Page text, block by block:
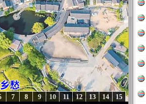
15
14
13
12
11
10
9
8
7